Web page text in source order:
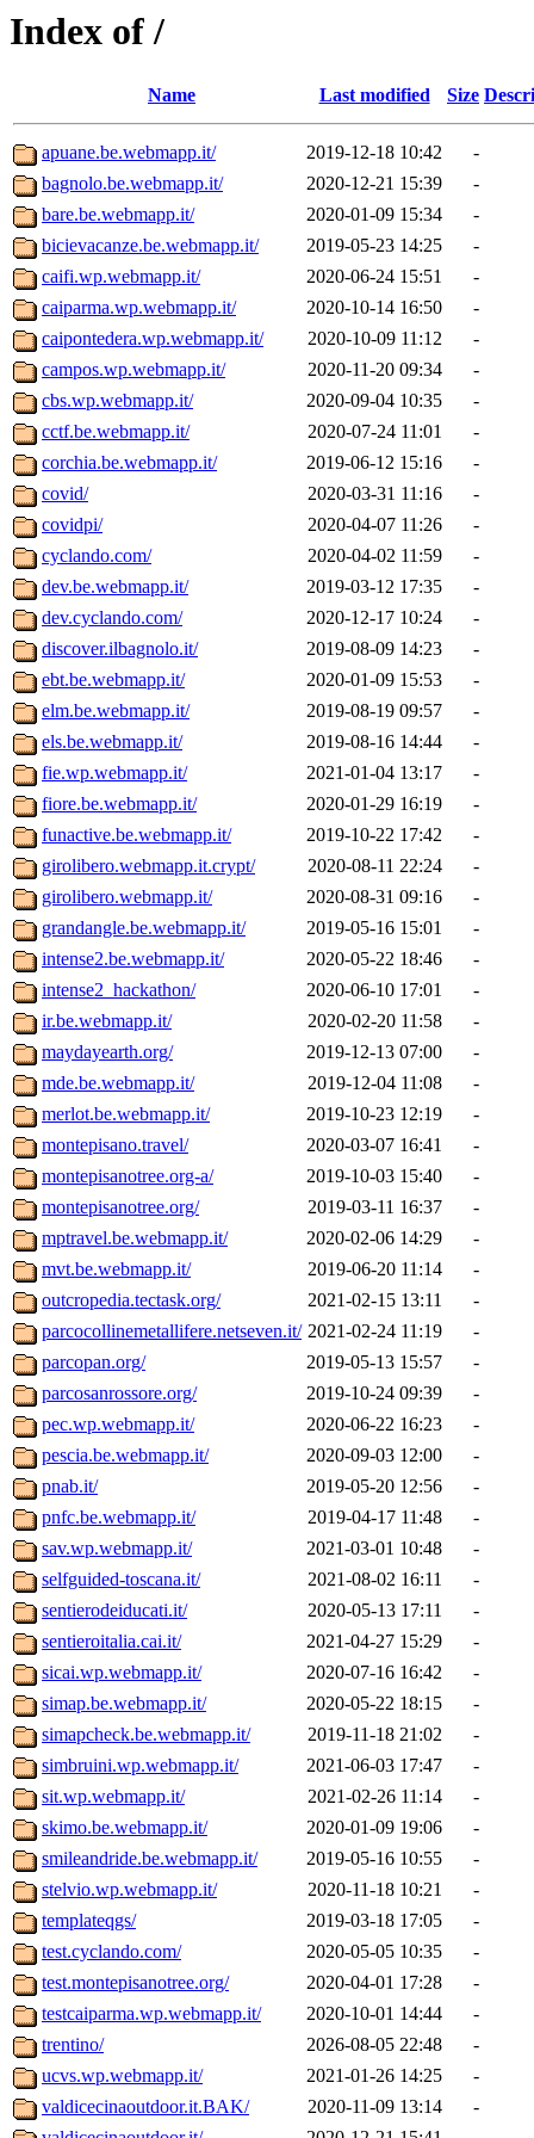
Index of /
Name Last modified Size
apuane.be.webmapp.it/ 2019-12-18 10:42
-
bagnolo.be.webmapp.it/
2020-12-21 15:39
-
bare.be.webmapp.it/
2020-01-09 15:34
-
bicievacanze.be.webmapp.it/
2019-05-23 14:25
-
caifi.wp.webmapp.it/
2020-06-24 15:51
-
caiparma.wp.webmapp.it/
2020-10-14 16:50
-
caipontedera.wp.webmapp.it/
2020-10-09 11:12
-
campos.wp.webmapp.it/
2020-11-20 09:34
-
cbs.wp.webmapp.it/
2020-09-04 10:35
-
cctf.be.webmapp.it/
2020-07-24 11:01
-
corchia.be.webmapp.it/
2019-06-12 15:16
-
covid/
2020-03-31 11:16
-
covidpi/
2020-04-07 11:26
-
cyclando.com/
2020-04-02 11:59
-
dev.be.webmapp.it/
2019-03-12 17:35
-
dev.cyclando.com/
2020-12-17 10:24
-
discover.ilbagnolo.it/
2019-08-09 14:23
-
ebt.be.webmapp.it/
2020-01-09 15:53
-
elm.be.webmapp.it/
2019-08-19 09:57
-
els.be.webmapp.it/
2019-08-16 14:44
-
fie.wp.webmapp.it/
2021-01-04 13:17
-
fiore.be.webmapp.it/
2020-01-29 16:19
-
funactive.be.webmapp.it/
2019-10-22 17:42
-
girolibero.webmapp.it.crypt/
2020-08-11 22:24
-
girolibero.webmapp.it/
2020-08-31 09:16
-
grandangle.be.webmapp.it/
2019-05-16 15:01
-
intense2.be.webmapp.it/
2020-05-22 18:46
-
intense2_hackathon/
2020-06-10 17:01
-
ir.be.webmapp.it/
2020-02-20 11:58
-
maydayearth.org/
2019-12-13 07:00
-
mde.be.webmapp.it/
2019-12-04 11:08
-
merlot.be.webmapp.it/
2019-10-23 12:19
-
montepisano.travel/
2020-03-07 16:41
-
montepisanotree.org-a/
2019-10-03 15:40
-
montepisanotree.org/
2019-03-11 16:37
-
mptravel.be.webmapp.it/
2020-02-06 14:29
-
mvt.be.webmapp.it/
2019-06-20 11:14
-
outcropedia.tectask.org/
2021-02-15 13:11
-
parcocollinemetallifere.netseven.it/ 2021-02-24 11:19
-
parcopan.org/
2019-05-13 15:57
-
parcosanrossore.org/
2019-10-24 09:39
-
pec.wp.webmapp.it/
2020-06-22 16:23
-
pescia.be.webmapp.it/
2020-09-03 12:00
-
pnab.it/
2019-05-20 12:56
-
pnfc.be.webmapp.it/
2019-04-17 11:48
-
sav.wp.webmapp.it/
2021-03-01 10:48
-
selfguided-toscana.it/
2021-08-02 16:11
-
sentierodeiducati.it/
2020-05-13 17:11
-
sentieroitalia.cai.it/
2021-04-27 15:29
-
sicai.wp.webmapp.it/
2020-07-16 16:42
-
simap.be.webmapp.it/
2020-05-22 18:15
-
simapcheck.be.webmapp.it/
2019-11-18 21:02
-
simbruini.wp.webmapp.it/
2021-06-03 17:47
-
sit.wp.webmapp.it/
2021-02-26 11:14
-
skimo.be.webmapp.it/
2020-01-09 19:06
-
smileandride.be.webmapp.it/
2019-05-16 10:55
-
stelvio.wp.webmapp.it/
2020-11-18 10:21
-
templateqgs/
2019-03-18 17:05
-
test.cyclando.com/
2020-05-05 10:35
-
test.montepisanotree.org/
2020-04-01 17:28
-
testcaiparma.wp.webmapp.it/
2020-10-01 14:44
-
trentino/
2026-08-05 22:48
-
ucvs.wp.webmapp.it/
2021-01-26 14:25
-
valdicecinaoutdoor.it.BAK/
2020-11-09 13:14
-